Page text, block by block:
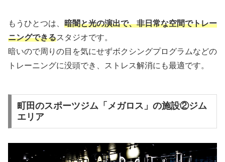
もうひとつは、 暗闇と光の演出で、非日常な空間でトレー
ニングできるスタジオです。
暗いので周りの目を気にせずボクシングプログラムなどの
トレーニングに没頭でき、ストレス解消にも最適です。
町田のスポーツジム「メガロス」の施設②ジム
エリア